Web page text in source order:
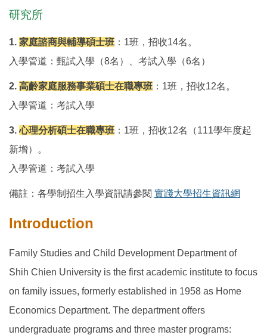
研究所
1. 家庭諮商與輔導碩士班 ：1班，招收14名。
入學管道：甄試入學（8名）、考試入學（6名）
2. 高齡家庭服務事業碩士在職專班 ：1班，招收12名。
入學管道：考試入學
3.心理分析碩士在職專班 ：1班，招收12名（111學年度起
新增）。
入學管道：考試入學
備註：各學制招生入學資訊請參閱 實踐大學招生資訊網
Introduction
Family Studies and Child Development Department of
Shih Chien University is the first academic institute to focus
on family issues, formerly established in 1958 as Home
Economics Department. The department offers
undergraduate programs and three master programs: